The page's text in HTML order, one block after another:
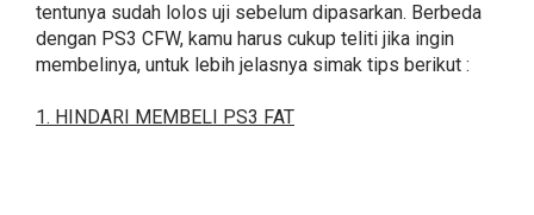
tentunya sudah lolos uji sebelum dipasarkan. Berbeda
dengan PS3 CFW, kamu harus cukup teliti jika ingin
membelinya, untuk lebih jelasnya simak tips berikut :
1. HINDARI MEMBELI PS3 FAT